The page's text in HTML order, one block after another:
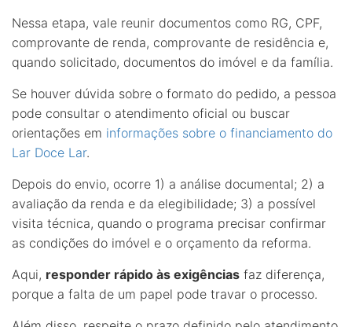
Nessa etapa, vale reunir documentos como RG, CPF,
comprovante de renda, comprovante de residência e,
quando solicitado, documentos do imóvel e da família.
Se houver dúvida sobre o formato do pedido, a pessoa
pode consultar o atendimento oficial ou buscar
orientações em informações sobre o financiamento do
Lar Doce Lar.
Depois do envio, ocorre 1) a análise documental; 2) a
avaliação da renda e da elegibilidade; 3) a possível
visita técnica, quando o programa precisar confirmar
as condições do imóvel e o orçamento da reforma.
Aqui, responder rápido às exigências faz diferença,
porque a falta de um papel pode travar o processo.